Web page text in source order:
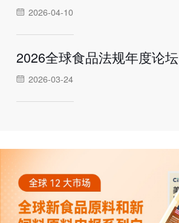
2026-04-10
2026全球食品法规年度论坛
2026-03-24